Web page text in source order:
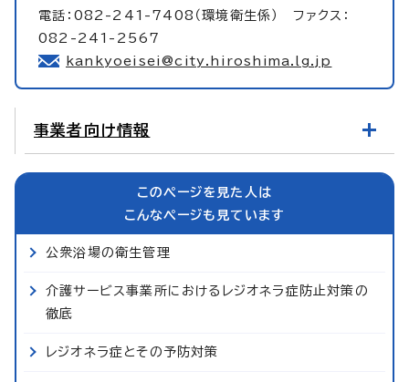
電話：082-241-7408（環境衛生係） ファクス：
082-241-2567
kankyoeisei@city.hiroshima.lg.jp
事業者向け情報
このページを見た人は
こんなページも見ています
公衆浴場の衛生管理
介護サービス事業所におけるレジオネラ症防止対策の
徹底
レジオネラ症とその予防対策